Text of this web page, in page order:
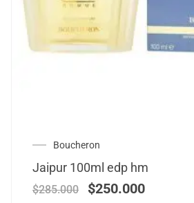
Boucheron
Jaipur 100ml edp hm
$285.000 $250.000